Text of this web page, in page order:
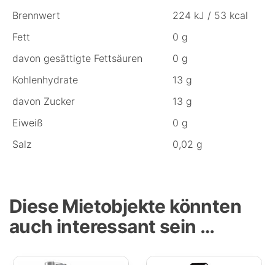
Brennwert
224 kJ / 53 kcal
Fett
0 g
davon gesättigte Fettsäuren
0 g
Kohlenhydrate
13 g
davon Zucker
13 g
Eiweiß
0 g
Salz
0,02 g
Diese Mietobjekte könnten
auch interessant sein …